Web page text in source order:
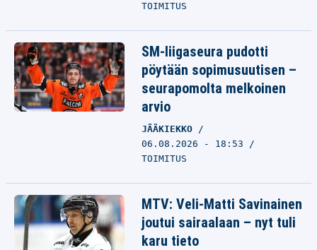
TOIMITUS
SM-liigaseura pudotti
pöytään sopimusuutisen –
seurapomolta melkoinen
arvio
JÄÄKIEKKO
06.08.2026 - 18:53
TOIMITUS
MTV: Veli-Matti Savinainen
joutui sairaalaan – nyt tuli
karu tieto